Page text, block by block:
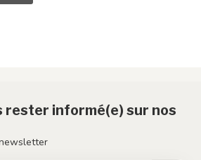
rester informé(e) sur nos